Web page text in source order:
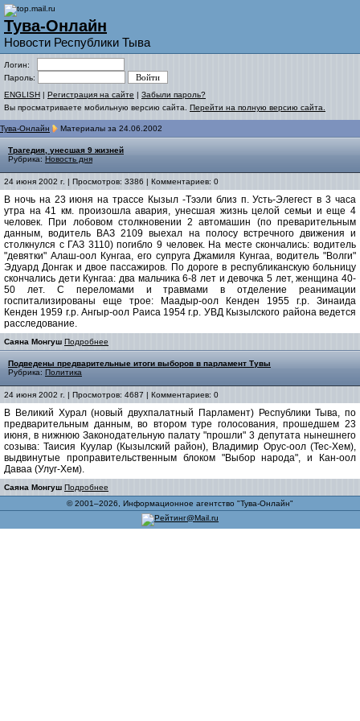
Тува-Онлайн
Новости Республики Тыва
Логин:
Пароль:
ENGLISH | Регистрация на сайте | Забыли пароль?
Вы просматриваете мобильную версию сайта. Перейти на полную версию сайта.
Тува-Онлайн Материалы за 24.06.2002
Трагедия, унесшая 9 жизней
Рубрика: Новость дня
24 июня 2002 г. | Просмотров: 3386 | Комментариев: 0
В ночь на 23 июня на трассе Кызыл -Тээли близ п. Усть-Элегест в 3 часа
утра на 41 км. произошла авария, унесшая жизнь целой семьи и еще 4
человек. При лобовом столкновении 2 автомашин (по преварительным
данным, водитель ВАЗ 2109 выехал на полосу встречного движения и
столкнулся с ГАЗ 3110) погибло 9 человек. На месте скончались: водитель
"девятки" Алаш-оол Кунгаа, его супруга Джамиля Кунгаа, водитель "Волги"
Эдуард Донгак и двое пассажиров. По дороге в республиканскую больницу
скончались дети Кунгаа: два мальчика 6-8 лет и девочка 5 лет, женщина 40-
50 лет. С переломами и травмами в отделение реанимации
госпитализированы еще трое: Маадыр-оол Кенден 1955 г.р. Зинаида
Кенден 1959 г.р. Ангыр-оол Раиса 1954 г.р. УВД Кызылского района ведется
расследование.
Саяна Монгуш Подробнее
Подведены предварительные итоги выборов в парламент Тувы
Рубрика: Политика
24 июня 2002 г. | Просмотров: 4687 | Комментариев: 0
В Великий Хурал (новый двухпалатный Парламент) Республики Тыва, по
предварительным данным, во втором туре голосования, прошедшем 23
июня, в нижнюю Законодательную палату "прошли" 3 депутата нынешнего
созыва: Таисия Куулар (Кызылский район), Владимир Орус-оол (Тес-Хем),
выдвинутые проправительственным блоком "Выбор народа", и Кан-оол
Даваа (Улуг-Хем).
Саяна Монгуш Подробнее
© 2001–2026, Информационное агентство "Тува-Онлайн"